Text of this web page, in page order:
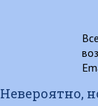
Невероятно,